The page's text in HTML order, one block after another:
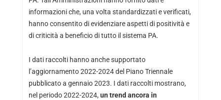
informazioni che, una volta standardizzati e verificati,
hanno consentito di evidenziare aspetti di positività e
di criticità a beneficio di tutto il sistema PA.
I dati raccolti hanno anche supportato
l’aggiornamento 2022-2024 del Piano Triennale
pubblicato a gennaio 2023. I dati raccolti mostrano,
nel periodo 2022-2024, un trend ancora in